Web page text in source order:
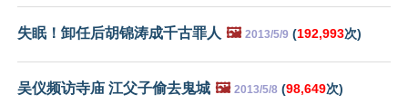
失眠！卸任后胡锦涛成千古罪人 🖼️ 2013/5/9 (192,993次)
吴仪频访寺庙 江父子偷去鬼城 🖼️ 2013/5/8 (98,649次)